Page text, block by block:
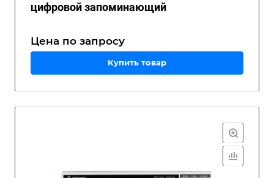
цифровой запоминающий
Цена по запросу
Купить товар